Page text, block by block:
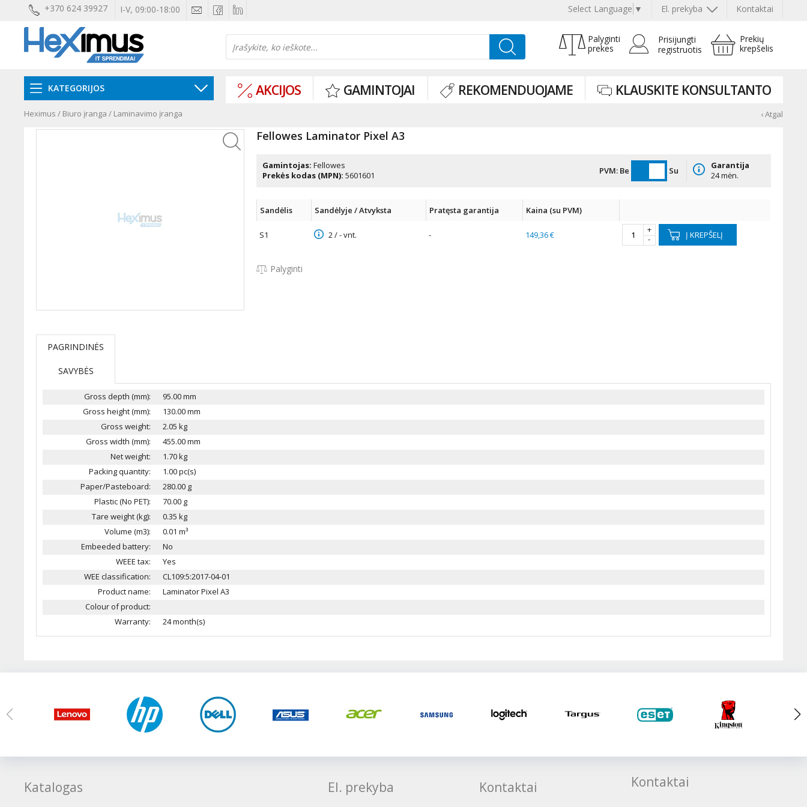
+370 624 39927 I-V, 09:00-18:00 Kontaktai
El. prekyba
Select Language ▼
Prekių
krepšelis
Prisijungti
registruotis
Palyginti
prekes
KATEGORIJOS AKCIJOS GAMINTOJAI REKOMENDUOJAME KLAUSKITE KONSULTANTO
Heximus / Biuro įranga / Laminavimo įranga ‹ Atgal
Fellowes Laminator Pixel A3
Gamintojas: Fellowes
Prekės kodas (MPN): 5601601 PVM: Be Su
Garantija
24 mėn.
Sandėlis Sandėlyje / Atvyksta Pratęsta garantija Kaina (su PVM)
S1 2 / - vnt. - 149,36 €
+
-
Į KREPŠELĮ
Palyginti
PAGRINDINĖS
SAVYBĖS
Gross depth (mm):
95.00 mm
Gross height (mm):
130.00 mm
Gross weight:
2.05 kg
Gross width (mm):
455.00 mm
Net weight:
1.70 kg
Packing quantity:
1.00 pc(s)
Paper/Pasteboard:
280.00 g
Plastic (No PET):
70.00 g
Tare weight (kg):
0.35 kg
Volume (m3):
0.01 m³
Embeeded battery:
No
WEEE tax:
Yes
WEE classification:
CL109:5:2017-04-01
Product name:
Laminator Pixel A3
Colour of product:
Warranty:
24 month(s)
Katalogas El. prekyba Kontaktai Kontaktai